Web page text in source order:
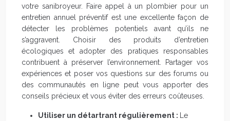
votre sanibroyeur. Faire appel à un plombier pour un
entretien annuel préventif est une excellente façon de
détecter les problèmes potentiels avant qu’ils ne
s’aggravent. Choisir des produits d’entretien
écologiques et adopter des pratiques responsables
contribuent à préserver l’environnement. Partager vos
expériences et poser vos questions sur des forums ou
des communautés en ligne peut vous apporter des
conseils précieux et vous éviter des erreurs coûteuses.
Utiliser un détartrant régulièrement :
Le